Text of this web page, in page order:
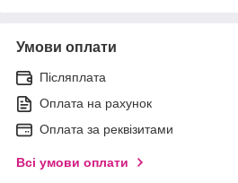
Умови оплати
Післяплата
Оплата на рахунок
Оплата за реквізитами
Всі умови оплати